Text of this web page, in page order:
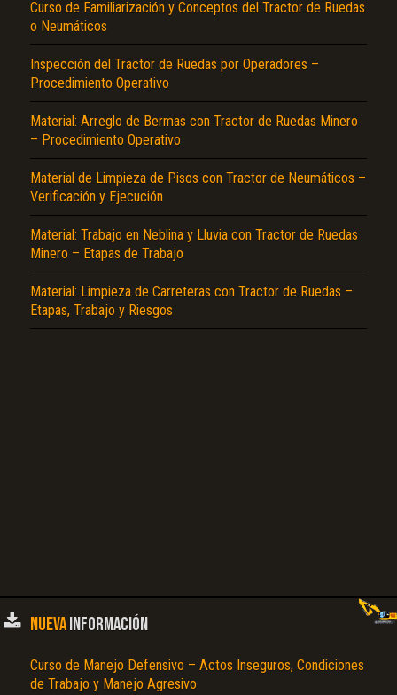
Curso de Familiarización y Conceptos del Tractor de Ruedas
o Neumáticos
Inspección del Tractor de Ruedas por Operadores –
Procedimiento Operativo
Material: Arreglo de Bermas con Tractor de Ruedas Minero
– Procedimiento Operativo
Material de Limpieza de Pisos con Tractor de Neumáticos –
Verificación y Ejecución
Material: Trabajo en Neblina y Lluvia con Tractor de Ruedas
Minero – Etapas de Trabajo
Material: Limpieza de Carreteras con Tractor de Ruedas –
Etapas, Trabajo y Riesgos
NUEVAINFORMACIÓN
Curso de Manejo Defensivo – Actos Inseguros, Condiciones
de Trabajo y Manejo Agresivo
El Título es incorrecto según el contenido.
Texto o Imagen de portada son erróneos.
No carga o no se visualiza el contenido.